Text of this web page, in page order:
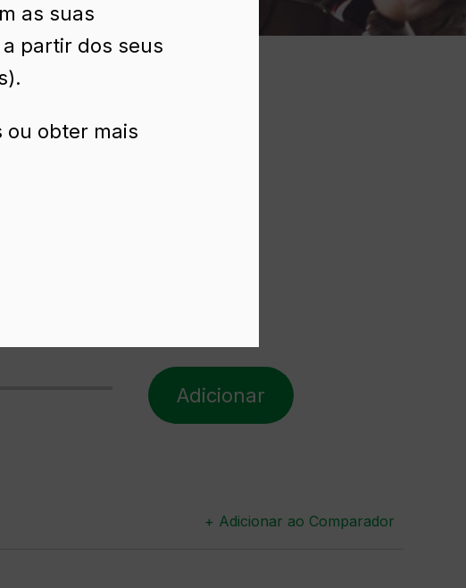
Adicionar
+ Adicionar ao Comparador
as suas
partir dos seus
ou obter mais